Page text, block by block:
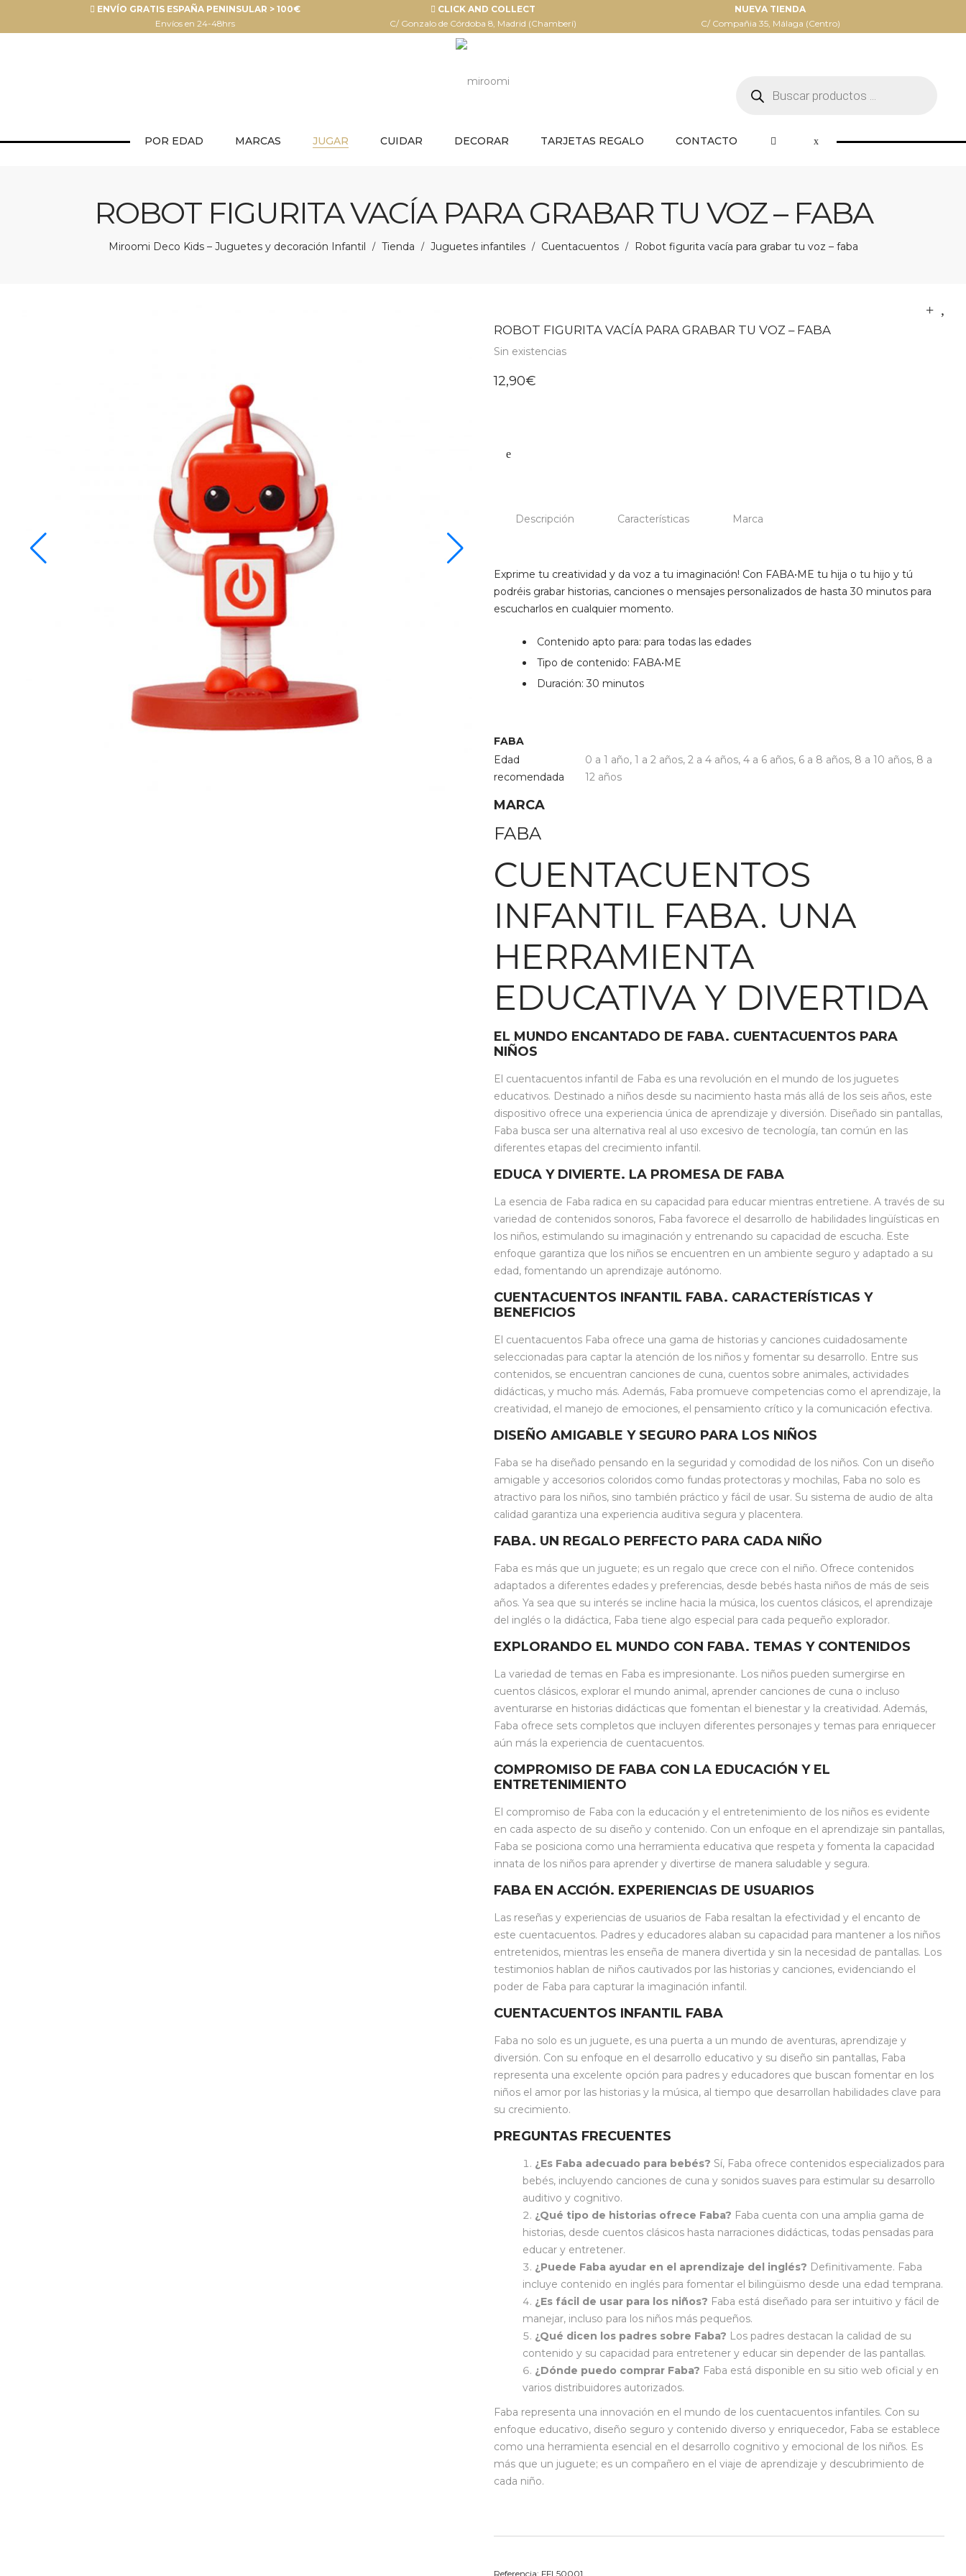
ENVÍO GRATIS ESPAÑA PENINSULAR > 100€
Envíos en 24-48hrs
CLICK AND COLLECT
C/ Gonzalo de Córdoba 8, Madrid (Chamberí)
NUEVA TIENDA
C/ Compañia 35, Málaga (Centro)
productos
POR EDAD MARCAS JUGAR CUIDAR DECORAR TARJETAS REGALO CONTACTO
ROBOT FIGURITA VACÍA PARA GRABAR TU VOZ – FABA
Miroomi Deco Kids – Juguetes y decoración Infantil / Tienda / Juguetes infantiles / Cuentacuentos / Robot figurita vacía para grabar tu voz – faba
ROBOT FIGURITA VACÍA PARA GRABAR TU VOZ – FABA
Sin existencias
12,90€
Descripción Características Marca
Exprime tu creatividad y da voz a tu imaginación! Con FABA•ME tu hija o tu hijo y tú
podréis grabar historias, canciones o mensajes personalizados de hasta 30 minutos para
escucharlos en cualquier momento.
Contenido apto para: para todas las edades
Tipo de contenido: FABA•ME
Duración: 30 minutos
FABA
Edad
recomendada
0 a 1 año, 1 a 2 años, 2 a 4 años, 4 a 6 años, 6 a 8 años, 8 a 10 años, 8 a
12 años
MARCA
FABA
CUENTACUENTOS
INFANTIL FABA. UNA
HERRAMIENTA
EDUCATIVA Y DIVERTIDA
EL MUNDO ENCANTADO DE FABA. CUENTACUENTOS PARA
NIÑOS
El cuentacuentos infantil de Faba es una revolución en el mundo de los juguetes
educativos. Destinado a niños desde su nacimiento hasta más allá de los seis años, este
dispositivo ofrece una experiencia única de aprendizaje y diversión. Diseñado sin pantallas,
Faba busca ser una alternativa real al uso excesivo de tecnología, tan común en las
diferentes etapas del crecimiento infantil.
EDUCA Y DIVIERTE. LA PROMESA DE FABA
La esencia de Faba radica en su capacidad para educar mientras entretiene. A través de su
variedad de contenidos sonoros, Faba favorece el desarrollo de habilidades lingüísticas en
los niños, estimulando su imaginación y entrenando su capacidad de escucha. Este
enfoque garantiza que los niños se encuentren en un ambiente seguro y adaptado a su
edad, fomentando un aprendizaje autónomo.
CUENTACUENTOS INFANTIL FABA. CARACTERÍSTICAS Y
BENEFICIOS
El cuentacuentos Faba ofrece una gama de historias y canciones cuidadosamente
seleccionadas para captar la atención de los niños y fomentar su desarrollo. Entre sus
contenidos, se encuentran canciones de cuna, cuentos sobre animales, actividades
didácticas, y mucho más. Además, Faba promueve competencias como el aprendizaje, la
creatividad, el manejo de emociones, el pensamiento crítico y la comunicación efectiva.
DISEÑO AMIGABLE Y SEGURO PARA LOS NIÑOS
Faba se ha diseñado pensando en la seguridad y comodidad de los niños. Con un diseño
amigable y accesorios coloridos como fundas protectoras y mochilas, Faba no solo es
atractivo para los niños, sino también práctico y fácil de usar. Su sistema de audio de alta
calidad garantiza una experiencia auditiva segura y placentera.
FABA. UN REGALO PERFECTO PARA CADA NIÑO
Faba es más que un juguete; es un regalo que crece con el niño. Ofrece contenidos
adaptados a diferentes edades y preferencias, desde bebés hasta niños de más de seis
años. Ya sea que su interés se incline hacia la música, los cuentos clásicos, el aprendizaje
del inglés o la didáctica, Faba tiene algo especial para cada pequeño explorador.
EXPLORANDO EL MUNDO CON FABA. TEMAS Y CONTENIDOS
La variedad de temas en Faba es impresionante. Los niños pueden sumergirse en
cuentos clásicos, explorar el mundo animal, aprender canciones de cuna o incluso
aventurarse en historias didácticas que fomentan el bienestar y la creatividad. Además,
Faba ofrece sets completos que incluyen diferentes personajes y temas para enriquecer
aún más la experiencia de cuentacuentos.
COMPROMISO DE FABA CON LA EDUCACIÓN Y EL
ENTRETENIMIENTO
El compromiso de Faba con la educación y el entretenimiento de los niños es evidente
en cada aspecto de su diseño y contenido. Con un enfoque en el aprendizaje sin pantallas,
Faba se posiciona como una herramienta educativa que respeta y fomenta la capacidad
innata de los niños para aprender y divertirse de manera saludable y segura.
FABA EN ACCIÓN. EXPERIENCIAS DE USUARIOS
Las reseñas y experiencias de usuarios de Faba resaltan la efectividad y el encanto de
este cuentacuentos. Padres y educadores alaban su capacidad para mantener a los niños
entretenidos, mientras les enseña de manera divertida y sin la necesidad de pantallas. Los
testimonios hablan de niños cautivados por las historias y canciones, evidenciando el
poder de Faba para capturar la imaginación infantil.
CUENTACUENTOS INFANTIL FABA
Faba no solo es un juguete, es una puerta a un mundo de aventuras, aprendizaje y
diversión. Con su enfoque en el desarrollo educativo y su diseño sin pantallas, Faba
representa una excelente opción para padres y educadores que buscan fomentar en los
niños el amor por las historias y la música, al tiempo que desarrollan habilidades clave para
su crecimiento.
PREGUNTAS FRECUENTES
¿Es Faba adecuado para bebés? Sí, Faba ofrece contenidos especializados para
bebés, incluyendo canciones de cuna y sonidos suaves para estimular su desarrollo
auditivo y cognitivo.
¿Qué tipo de historias ofrece Faba? Faba cuenta con una amplia gama de
historias, desde cuentos clásicos hasta narraciones didácticas, todas pensadas para
educar y entretener.
¿Puede Faba ayudar en el aprendizaje del inglés? Definitivamente. Faba
incluye contenido en inglés para fomentar el bilingüismo desde una edad temprana.
¿Es fácil de usar para los niños? Faba está diseñado para ser intuitivo y fácil de
manejar, incluso para los niños más pequeños.
¿Qué dicen los padres sobre Faba? Los padres destacan la calidad de su
contenido y su capacidad para entretener y educar sin depender de las pantallas.
¿Dónde puedo comprar Faba? Faba está disponible en su sitio web oficial y en
varios distribuidores autorizados.
Faba representa una innovación en el mundo de los cuentacuentos infantiles. Con su
enfoque educativo, diseño seguro y contenido diverso y enriquecedor, Faba se establece
como una herramienta esencial en el desarrollo cognitivo y emocional de los niños. Es
más que un juguete; es un compañero en el viaje de aprendizaje y descubrimiento de
cada niño.
Referencia: FFL50001